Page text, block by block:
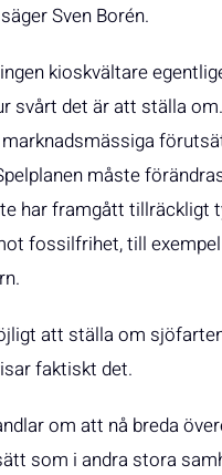
Sven Borén.
kioskvältare
svårt det är att ställa
måste
har framgått tillräckligt
fossilfrihet, till
att ställa om
faktiskt det.
om att nå breda
som i andra stora